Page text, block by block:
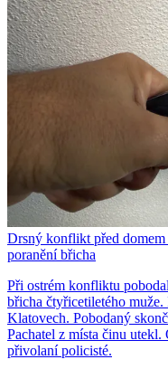
Drsný konflikt před
poranění břicha
Při ostrém konfliktu
břicha čtyřicetiletého
Klatovech. Pobodaný
Pachatel z místa činu utekl.
přivolaní policisté.